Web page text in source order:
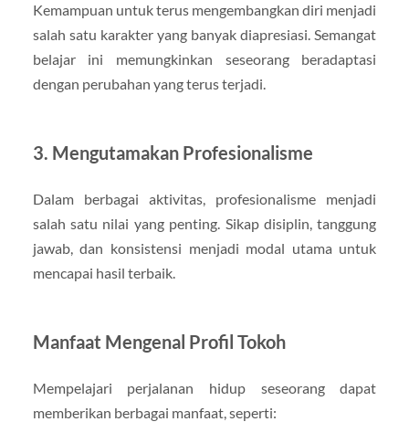
Kemampuan untuk terus mengembangkan diri menjadi
salah satu karakter yang banyak diapresiasi. Semangat
belajar ini memungkinkan seseorang beradaptasi
dengan perubahan yang terus terjadi.
3. Mengutamakan Profesionalisme
Dalam berbagai aktivitas, profesionalisme menjadi
salah satu nilai yang penting. Sikap disiplin, tanggung
jawab, dan konsistensi menjadi modal utama untuk
mencapai hasil terbaik.
Manfaat Mengenal Profil Tokoh
Mempelajari perjalanan hidup seseorang dapat
memberikan berbagai manfaat, seperti: